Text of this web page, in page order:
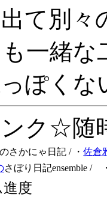
て別々
一緒
ぽくな
ンク☆随
のさかにゃ日記 / ・ 佐倉
さぼり日記ensemble / ・
進度